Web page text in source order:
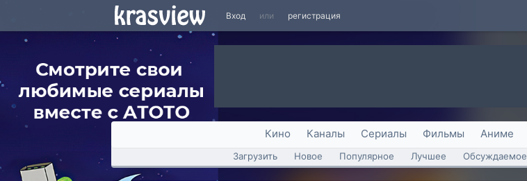
Вход или регистрация
Кино Каналы Сериалы Фильмы Аниме
Загрузить Новое Популярное Лучшее Обсуждаемое